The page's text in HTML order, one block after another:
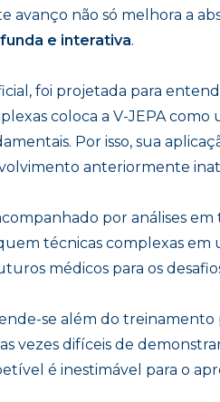
avanço não só melhora a
e interativa.
foi projetada para
coloca a V-JEPA
Por isso, sua
anteriormente
por análises
técnicas complexas
médicos para os
se além do
vezes difíceis de
é inestimável para o